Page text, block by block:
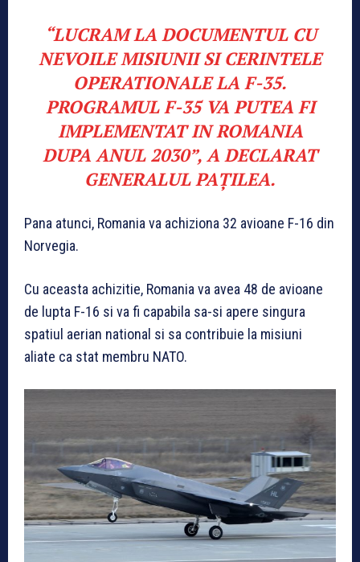
“LUCRAM LA DOCUMENTUL CU
NEVOILE MISIUNII SI CERINTELE
OPERATIONALE LA F-35.
PROGRAMUL F-35 VA PUTEA FI
IMPLEMENTAT IN ROMANIA
DUPA ANUL 2030”, A DECLARAT
GENERALUL PAȚILEA.
Pana atunci, Romania va achiziona 32 avioane F-16 din
Norvegia.
Cu aceasta achizitie, Romania va avea 48 de avioane
de lupta F-16 si va fi capabila sa-si apere singura
spatiul aerian national si sa contribuie la misiuni
aliate ca stat membru NATO.